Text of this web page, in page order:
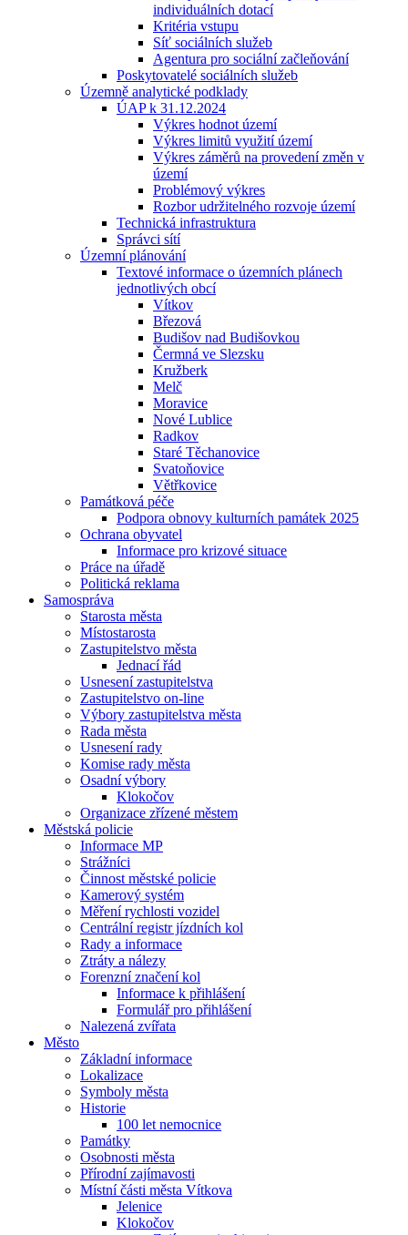
individuálních dotací
Kritéria vstupu
Síť sociálních služeb
Agentura pro sociální začleňování
Poskytovatelé sociálních služeb
Územně analytické podklady
ÚAP k 31.12.2024
Výkres hodnot území
Výkres limitů využití území
Výkres záměrů na provedení změn v
území
Problémový výkres
Rozbor udržitelného rozvoje území
Technická infrastruktura
Správci sítí
Územní plánování
Textové informace o územních plánech
jednotlivých obcí
Vítkov
Březová
Budišov nad Budišovkou
Čermná ve Slezsku
Kružberk
Melč
Moravice
Nové Lublice
Radkov
Staré Těchanovice
Svatoňovice
Větřkovice
Památková péče
Podpora obnovy kulturních památek 2025
Ochrana obyvatel
Informace pro krizové situace
Práce na úřadě
Politická reklama
Samospráva
Starosta města
Místostarosta
Zastupitelstvo města
Jednací řád
Usnesení zastupitelstva
Zastupitelstvo on-line
Výbory zastupitelstva města
Rada města
Usnesení rady
Komise rady města
Osadní výbory
Klokočov
Organizace zřízené městem
Městská policie
Informace MP
Strážníci
Činnost městské policie
Kamerový systém
Měření rychlosti vozidel
Centrální registr jízdních kol
Rady a informace
Ztráty a nálezy
Forenzní značení kol
Informace k přihlášení
Formulář pro přihlášení
Nalezená zvířata
Město
Základní informace
Lokalizace
Symboly města
Historie
100 let nemocnice
Památky
Osobnosti města
Přírodní zajímavosti
Místní části města Vítkova
Jelenice
Klokočov